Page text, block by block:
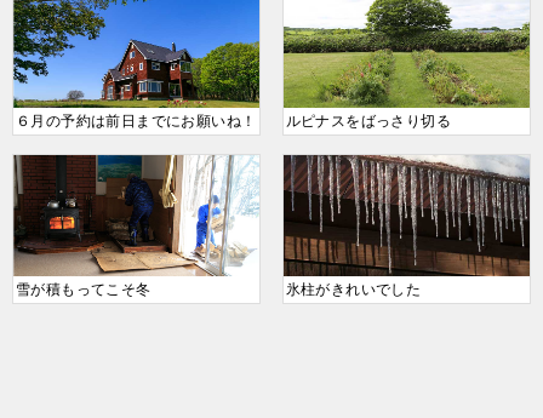
６月の予約は前日までにお願いね！ ルピナスをばっさり切る
雪が積もってこそ冬 氷柱がきれいでした